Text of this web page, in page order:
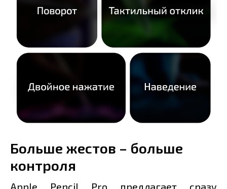
Больше жестов – больше
контроля
Apple Pencil Pro предлагает сразу